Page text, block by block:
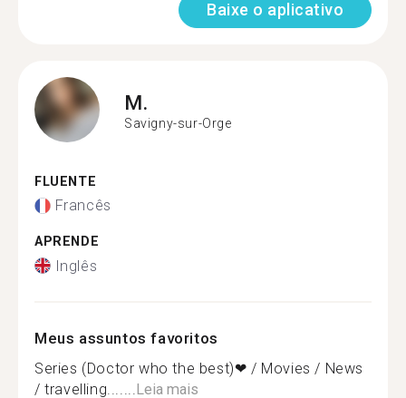
Baixe o aplicativo
M.
Savigny-sur-Orge
FLUENTE
Francês
APRENDE
Inglês
Meus assuntos favoritos
Series (Doctor who the best)❤ / Movies / News
/ travelling....... Leia mais